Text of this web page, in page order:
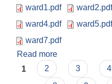
ward1.pdf
ward2.pdf
ward4.pdf
ward5.pdf
ward7.pdf
Read more
लाभग्राहीको सूची
Pages
1 2 3 4